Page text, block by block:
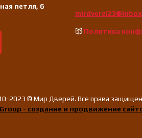
петля, 6
Политика
2023 © Мир Дверей. Все права
- создание и продвижение